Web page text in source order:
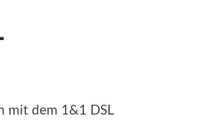
mit dem 1&1 DSL